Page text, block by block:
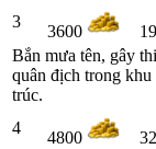
3
3600
Bắn mưa tên, gây
quân địch trong
trúc.
4
4800